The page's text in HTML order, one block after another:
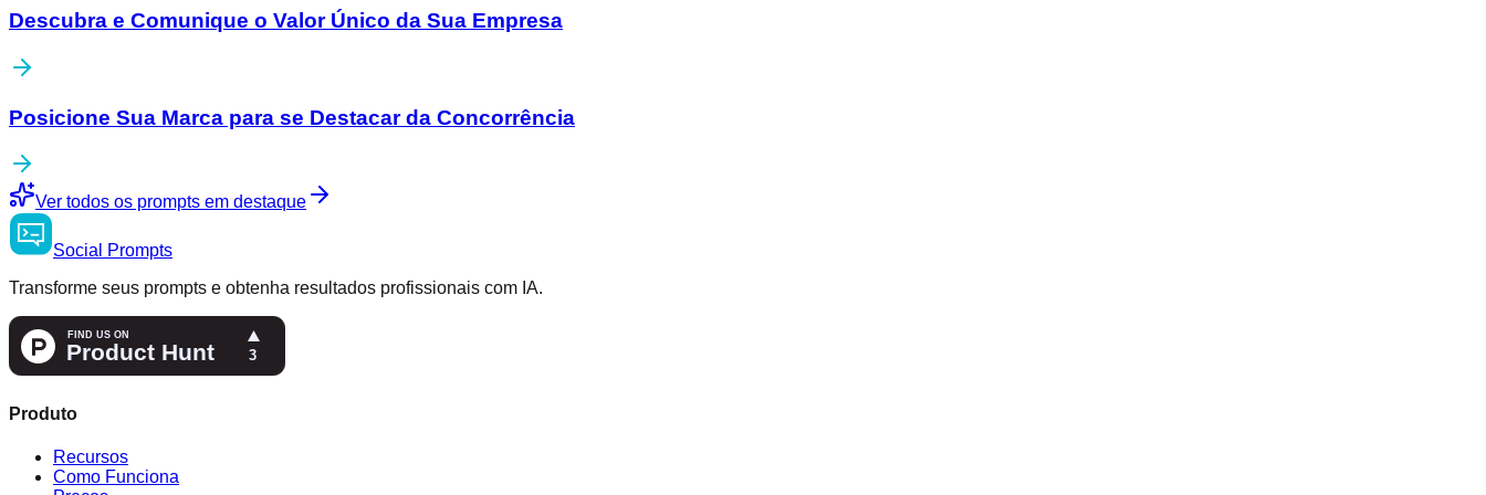
Descubra e Comunique o Valor Único da Sua Empresa
Posicione Sua Marca para se Destacar da Concorrência
Ver todos os prompts em destaque
Social
Prompts
Transforme seus prompts e obtenha resultados profissionais com IA.
Produto
Recursos
Como Funciona